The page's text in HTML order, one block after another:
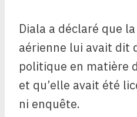
Diala a déclaré que
aérienne lui avait dit
politique en matière
et qu’elle avait été
ni enquête.